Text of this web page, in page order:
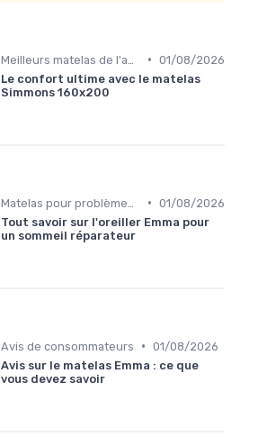
• 01/08/2026
Le confort ultime avec le matelas
Simmons 160x200
• 01/08/2026
Tout savoir sur l'oreiller Emma pour
un sommeil réparateur
Avis de consommateurs • 01/08/2026
Avis sur le matelas Emma : ce que
vous devez savoir